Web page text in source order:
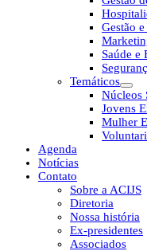
Gestão
Saúde e
Temáticos
Núcleos
Jovens
Mulher
Agenda
Notícias
Contato
Sobre a ACIJS
Diretoria
Nossa história
Ex-presidentes
Associados